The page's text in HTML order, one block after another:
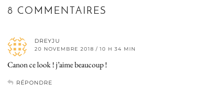
8 COMMENTAIRES
DREYJU
20 NOVEMBRE 2018 / 10 H 34 MIN
Canon ce look ! j’aime beaucoup !
RÉPONDRE